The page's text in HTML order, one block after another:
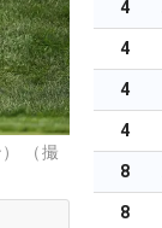
（撮
4
4
4
4
8
8